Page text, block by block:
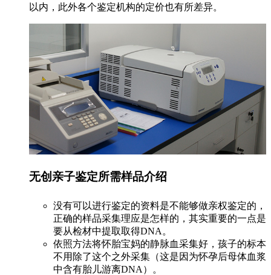
以内，此外各个鉴定机构的定价也有所差异。
无创亲子鉴定所需样品介绍
没有可以进行鉴定的资料是不能够做亲权鉴定的，
正确的样品采集理应是怎样的，其实重要的一点是
要从检材中提取取得DNA。
依照方法将怀胎宝妈的静脉血采集好，孩子的标本
不用除了这个之外采集（这是因为怀孕后母体血浆
中含有胎儿游离DNA）。